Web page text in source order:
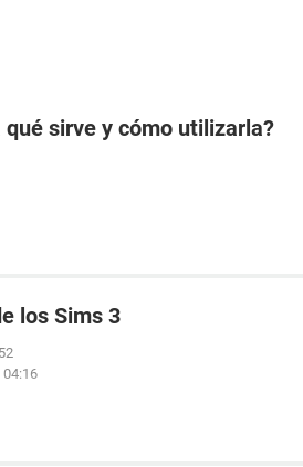
qué sirve y cómo utilizarla?
los Sims 3
04:16